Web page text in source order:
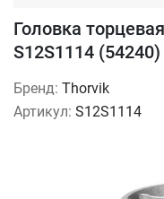
Головка
S12S1114 (54240)
Бренд: Thorvik
Артикул: S12S1114